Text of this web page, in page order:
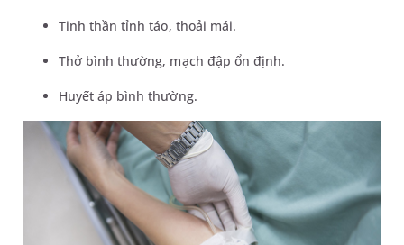
Tinh thần tỉnh táo, thoải mái.
Thở bình thường, mạch đập ổn định.
Huyết áp bình thường.